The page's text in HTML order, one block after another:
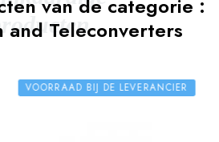
van de categorie :
and Teleconverters